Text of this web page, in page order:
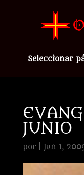
Seleccionar
JUNIO
por Jun 1,